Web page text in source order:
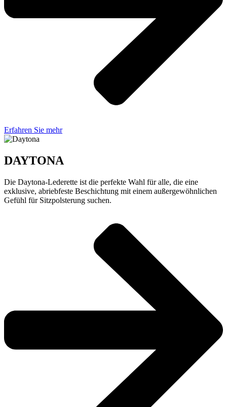
Erfahren Sie mehr
DAYTONA
Die Daytona-Lederette ist die perfekte Wahl für alle, die eine
exklusive, abriebfeste Beschichtung mit einem außergewöhnlichen
Gefühl für Sitzpolsterung suchen.